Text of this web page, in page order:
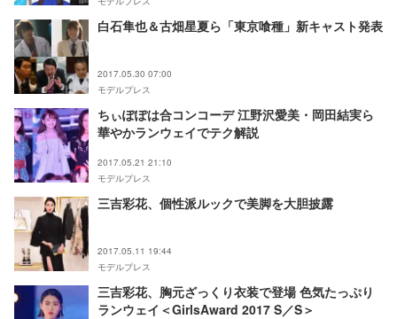
白石隼也＆古畑星夏ら「東京喰種」新キャスト発表
2017.05.30 07:00
モデルプレス
ちぃぽぽは合コンコーデ 江野沢愛美・岡田結実ら
華やかランウェイでテク解説
2017.05.21 21:10
モデルプレス
三吉彩花、個性派ルックで美脚を大胆披露
2017.05.11 19:44
モデルプレス
三吉彩花、胸元ざっくり衣装で登場 色気たっぷり
ランウェイ＜GirlsAward 2017 S／S＞